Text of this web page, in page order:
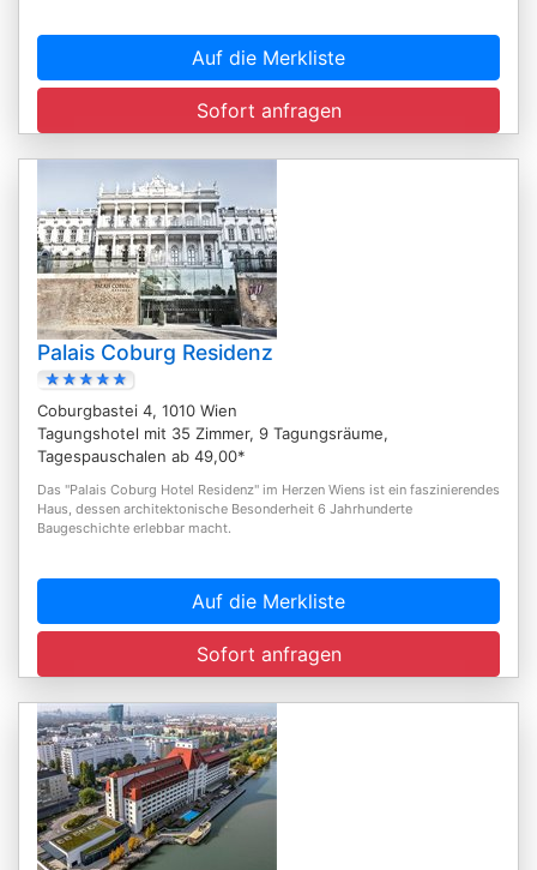
Auf die Merkliste
Sofort anfragen
Palais Coburg Residenz
Coburgbastei 4, 1010 Wien
Tagungshotel mit 35 Zimmer, 9 Tagungsräume,
Tagespauschalen ab 49,00*
Das "Palais Coburg Hotel Residenz" im Herzen Wiens ist ein faszinierendes
Haus, dessen architektonische Besonderheit 6 Jahrhunderte
Baugeschichte erlebbar macht.
Auf die Merkliste
Sofort anfragen